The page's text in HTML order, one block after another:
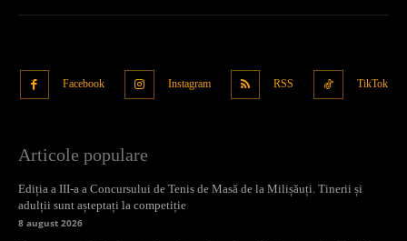
Facebook Instagram RSS TikTok
Articole populare
Ediția a III-a a Concursului de Tenis de Masă de la Milișăuți. Tinerii și
adulții sunt așteptați la competiție
8 august 2026